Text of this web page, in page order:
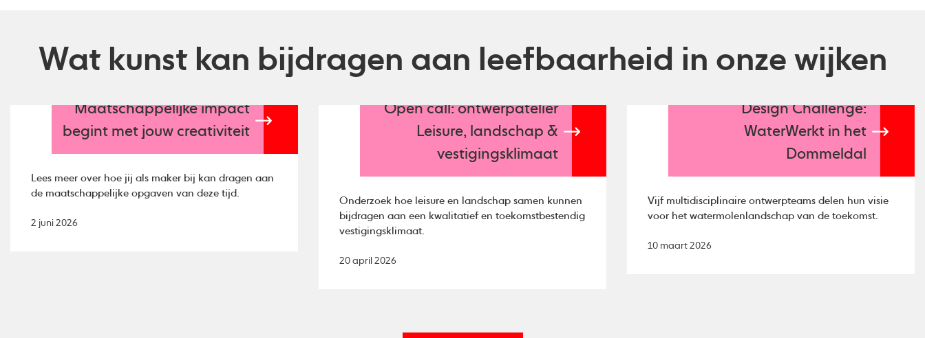
Wat kunst kan bijdragen aan leefbaarheid in onze wijken
Maatschappelijke impact
begint met jouw creativiteit
Lees meer over hoe jij als maker bij kan dragen aan
de maatschappelijke opgaven van deze tijd.
2 juni 2026
Open call: ontwerpatelier
Leisure, landschap &
vestigingsklimaat
Onderzoek hoe leisure en landschap samen kunnen
bijdragen aan een kwalitatief en toekomstbestendig
vestigingsklimaat.
20 april 2026
Design Challenge:
WaterWerkt in het
Dommeldal
Vijf multidisciplinaire ontwerpteams delen hun visie
voor het watermolenlandschap van de toekomst.
10 maart 2026